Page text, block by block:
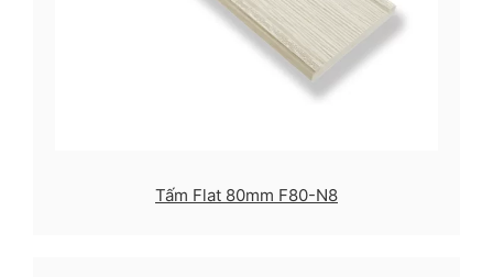
Tấm Flat 80mm F80-N8